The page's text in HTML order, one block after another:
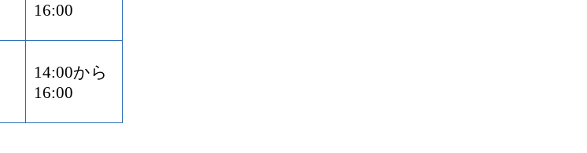
16:00
14:00から
16:00